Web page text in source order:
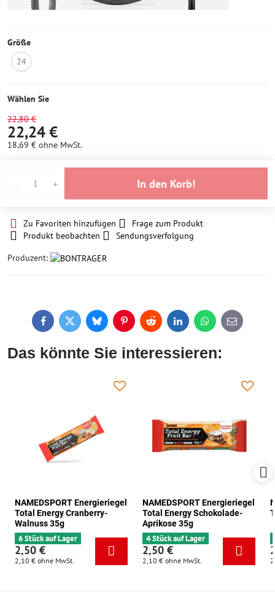
Größe
24
Lager
Wählen Sie
22,80 €
22,24 €
18,69 € ohne MwSt.
In den Korb!
Zu Favoriten hinzufügen
Frage zum Produkt
Produkt beobachten
Sendungsverfolgung
Produzent:
FacebookTwitterBlueskyPinterestReddit LinkedInWhatsApp
E-
mail
Das könnte Sie interessieren:
NAMEDSPORT Energieriegel
Total Energy Cranberry-
Walnuss 35g
6 Stück auf Lager
2,50 €
2,10 € ohne MwSt.
NAMEDSPORT Energieriegel
Total Energy Schokolade-
Aprikose 35g
4 Stück auf Lager
2,50 €
2,10 € ohne MwSt.